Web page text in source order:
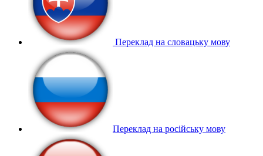
Переклад на словацьку мову
Переклад на російську мову